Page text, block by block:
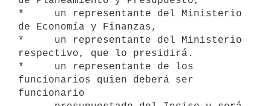
*     un representante del Ministerio
de Economía y Finanzas,
*     un representante del Ministerio
respectivo, que lo presidirá.
*     un representante de los
funcionarios quien deberá ser
funcionario